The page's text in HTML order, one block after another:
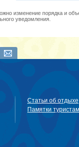
изменение порядка и
уведомления.
Статьи об отдыхе
Памятки туристам